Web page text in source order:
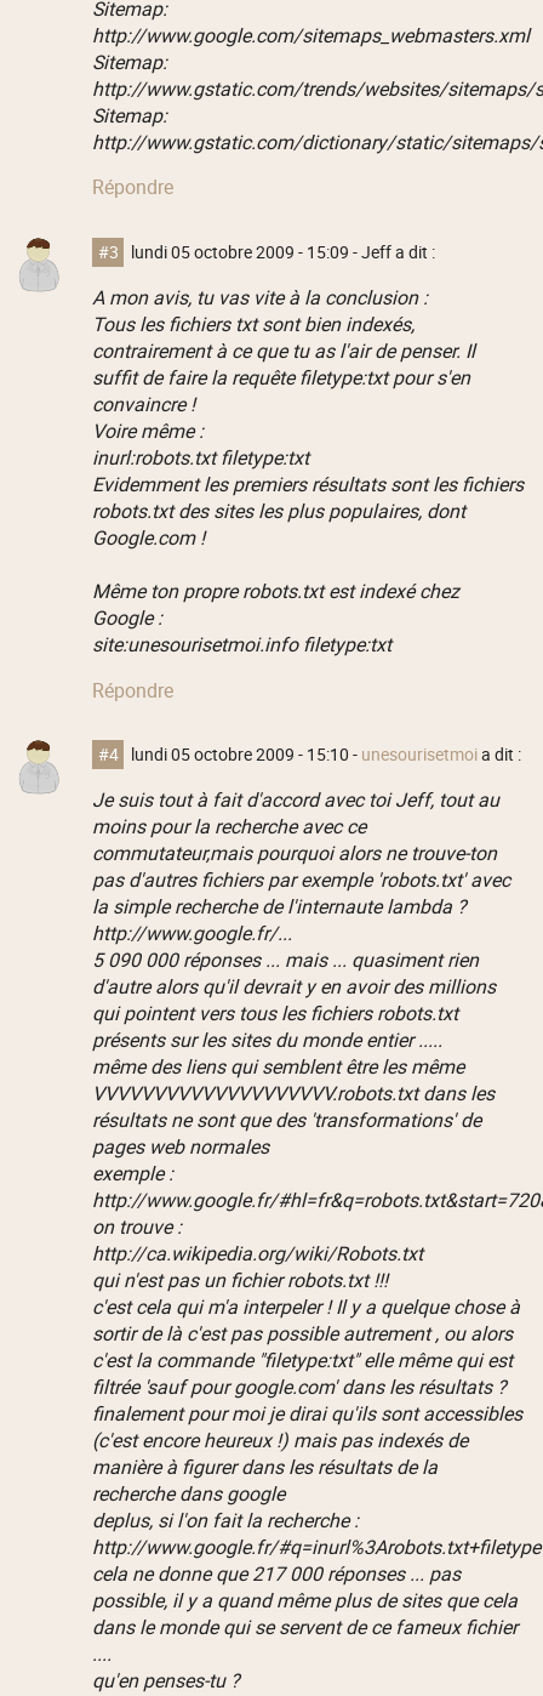
Sitemap:
http://www.google.com/sitemaps_webmasters.xml
Sitemap:
http://www.gstatic.com/trends/websites/sitemaps/
Sitemap:
http://www.gstatic.com/dictionary/static/sitemaps/
Répondre
#3 lundi 05 octobre 2009 - 15:09 - Jeff a dit :
A mon avis, tu vas vite à la conclusion :
Tous les fichiers txt sont bien indexés,
contrairement à ce que tu as l'air de penser. Il
suffit de faire la requête filetype:txt pour s'en
convaincre !
Voire même :
inurl:robots.txt filetype:txt
Evidemment les premiers résultats sont les fichiers
robots.txt des sites les plus populaires, dont
Google.com !
Même ton propre robots.txt est indexé chez
Google :
site:unesourisetmoi.info filetype:txt
Répondre
#4 lundi 05 octobre 2009 - 15:10 - unesourisetmoia dit :
Je suis tout à fait d'accord avec toi Jeff, tout au
moins pour la recherche avec ce
commutateur,mais pourquoi alors ne trouve-ton
pas d'autres fichiers par exemple 'robots.txt' avec
la simple recherche de l'internaute lambda ?
http://www.google.fr/...
5 090 000 réponses ... mais ... quasiment rien
d'autre alors qu'il devrait y en avoir des millions
qui pointent vers tous les fichiers robots.txt
présents sur les sites du monde entier .....
même des liens qui semblent être les même
VVVVVVVVVVVVVVVVVVVV.robots.txt dans les
résultats ne sont que des 'transformations' de
pages web normales
exemple :
http://www.google.fr/
on trouve :
http://ca.wikipedia.org/wiki/Robots.txt
qui n'est pas un fichier robots.txt !!!
c'est cela qui m'a interpeler ! Il y a quelque chose à
sortir de là c'est pas possible autrement , ou alors
c'est la commande "filetype:txt" elle même qui est
filtrée 'sauf pour google.com' dans les résultats ?
finalement pour moi je dirai qu'ils sont accessibles
(c'est encore heureux !) mais pas indexés de
manière à figurer dans les résultats de la
recherche dans google
deplus, si l'on fait la recherche :
http://www.google.fr/
cela ne donne que 217 000 réponses ... pas
possible, il y a quand même plus de sites que cela
dans le monde qui se servent de ce fameux fichier
....
qu'en penses-tu ?